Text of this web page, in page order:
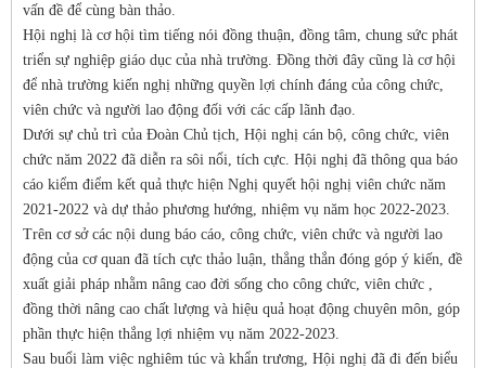
vấn đề để cùng bàn thảo.
Hội nghị là cơ hội tìm tiếng nói đồng thuận, đồng tâm, chung sức phát
triển sự nghiệp giáo dục của nhà trường. Đồng thời đây cũng là cơ hội
để nhà trường kiến nghị những quyền lợi chính đáng của công chức,
viên chức và người lao động đối với các cấp lãnh đạo.
Dưới sự chủ trì của Đoàn Chủ tịch, Hội nghị cán bộ, công chức, viên
chức năm 2022 đã diễn ra sôi nổi, tích cực. Hội nghị đã thông qua báo
cáo kiểm điểm kết quả thực hiện Nghị quyết hội nghị viên chức năm
2021-2022 và dự thảo phương hướng, nhiệm vụ năm học 2022-2023.
Trên cơ sở các nội dung báo cáo, công chức, viên chức và người lao
động của cơ quan đã tích cực thảo luận, thẳng thắn đóng góp ý kiến, đề
xuất giải pháp nhằm nâng cao đời sống cho công chức, viên chức ,
đồng thời nâng cao chất lượng và hiệu quả hoạt động chuyên môn, góp
phần thực hiện thắng lợi nhiệm vụ năm 2022-2023.
Sau buổi làm việc nghiêm túc và khẩn trương, Hội nghị đã đi đến biểu